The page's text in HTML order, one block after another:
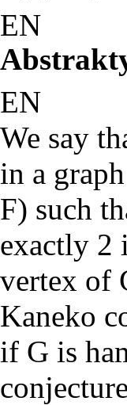
EN
EN
We say
in a
F) such
exactly 2
vertex of
Kaneko
if G is